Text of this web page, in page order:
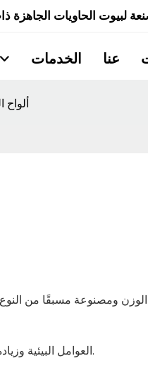
الخدمات عنا
ومصنوعة مسبقًا من
العوامل البيئية وزيادة عمر المبنى. تلعب ألواح الصوف الزجاجي أيضًا نفس الدور.